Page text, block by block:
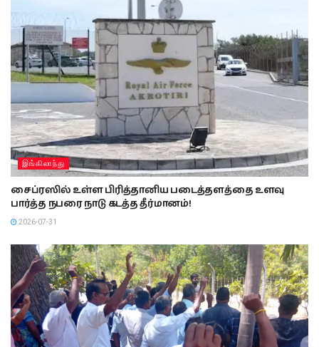
இங்கிலாந்து
சைப்ரஸில் உள்ள பிரித்தானிய படைத்தளத்தை உளவு
பார்த்த நபரை நாடு கடத்த தீர்மானம்!
2026-07-31